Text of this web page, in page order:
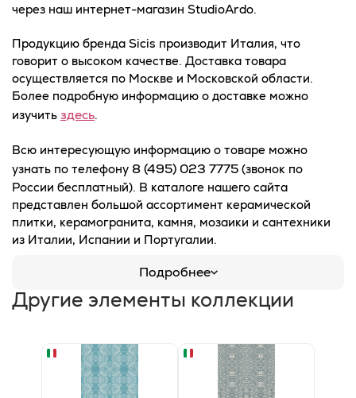
через наш интернет-магазин StudioArdo.
Продукцию бренда Sicis производит Италия, что
говорит о высоком качестве. Доставка товара
осуществляется по Москве и Московской области.
Более подробную информацию о доставке можно
изучить здесь.
Всю интересующую информацию о товаре можно
узнать по телефону 8 (495) 023 7775 (звонок по
России бесплатный). В каталоге нашего сайта
представлен большой ассортимент керамической
плитки, керамогранита, камня, мозаики и сантехники
из Италии, Испании и Португалии.
Подробнее
Другие элементы коллекции